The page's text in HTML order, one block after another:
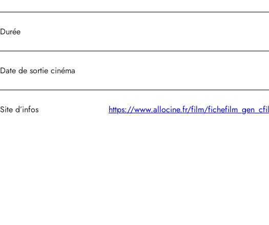
Durée
Date de sortie cinéma
Site d’infos https://www.allocine.fr/film/